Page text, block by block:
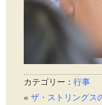
カテゴリー： 行事
« ザ・ストリングス